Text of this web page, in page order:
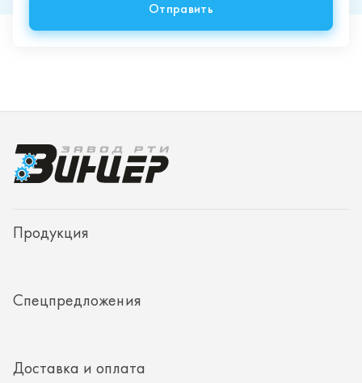
Спецпредложения
Доставка и оплата